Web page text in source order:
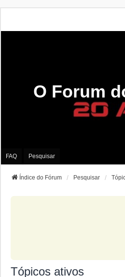
O Forum
FAQ Pesquisar
Índice do Fórum Pesquisar
Tópicos ativos